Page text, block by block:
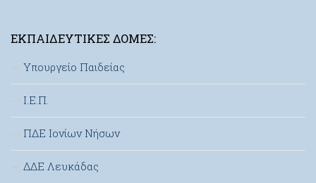
ΕΚΠΑΙΔΕΥΤΙΚΈΣ ΔΟΜΈΣ:
Υπουργείο Παιδείας
Ι.Ε.Π.
ΠΔΕ Ιονίων Νήσων
ΔΔΕ Λευκάδας